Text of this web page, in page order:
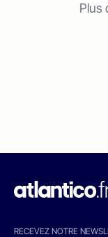
Plus
RECEVEZ NOTRE